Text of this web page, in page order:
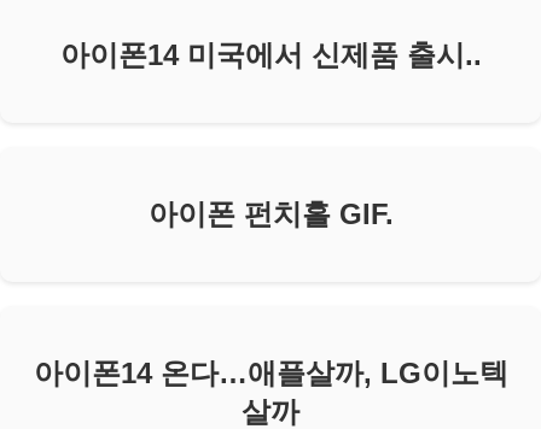
아이폰14 미국에서 신제품 출시..
아이폰 펀치홀 GIF.
아이폰14 온다…애플살까, LG이노텍
살까